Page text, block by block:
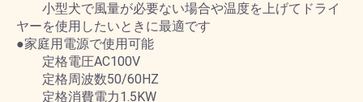
小型犬で風量が必要ない場合や温度を上げてドライ
ヤーを使用したいときに最適です
●家庭用電源で使用可能
定格電圧AC100V
定格周波数50/60HZ
定格消費電力1.5KW